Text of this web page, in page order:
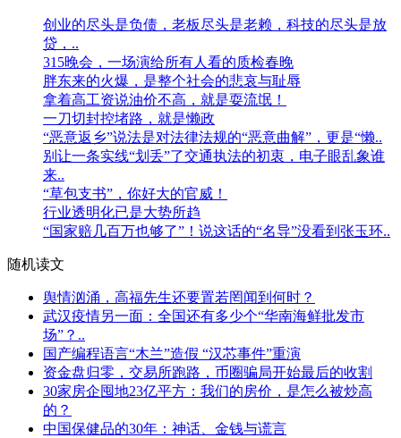
创业的尽头是负债，老板尽头是老赖，科技的尽头是放
贷，..
315晚会，一场演给所有人看的质检春晚
胖东来的火爆，是整个社会的悲哀与耻辱
拿着高工资说油价不高，就是耍流氓！
一刀切封控堵路，就是懒政
“恶意返乡”说法是对法律法规的“恶意曲解”，更是“懒..
别让一条实线“划丢”了交通执法的初衷，电子眼乱象谁
来..
“草包支书”，你好大的官威！
行业透明化已是大势所趋
“国家赔几百万也够了”！说这话的“名导”没看到张玉环..
随机读文
舆情汹涌，高福先生还要置若罔闻到何时？
武汉疫情另一面：全国还有多少个“华南海鲜批发市
场”？..
国产编程语言“木兰”造假 “汉芯事件”重演
资金盘归零，交易所跑路，币圈骗局开始最后的收割
30家房企囤地23亿平方：我们的房价，是怎么被炒高
的？
中国保健品的30年：神话、金钱与谎言